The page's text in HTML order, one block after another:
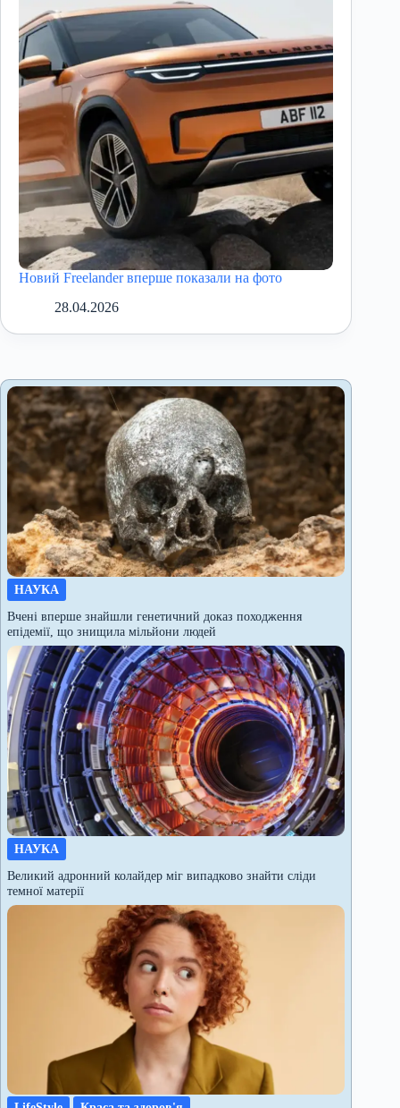
Новий Freelander вперше показали на фото
28.04.2026
НАУКА
Вчені вперше знайшли генетичний доказ походження
епідемії, що знищила мільйони людей
НАУКА
Великий адронний колайдер міг випадково знайти сліди
темної матерії